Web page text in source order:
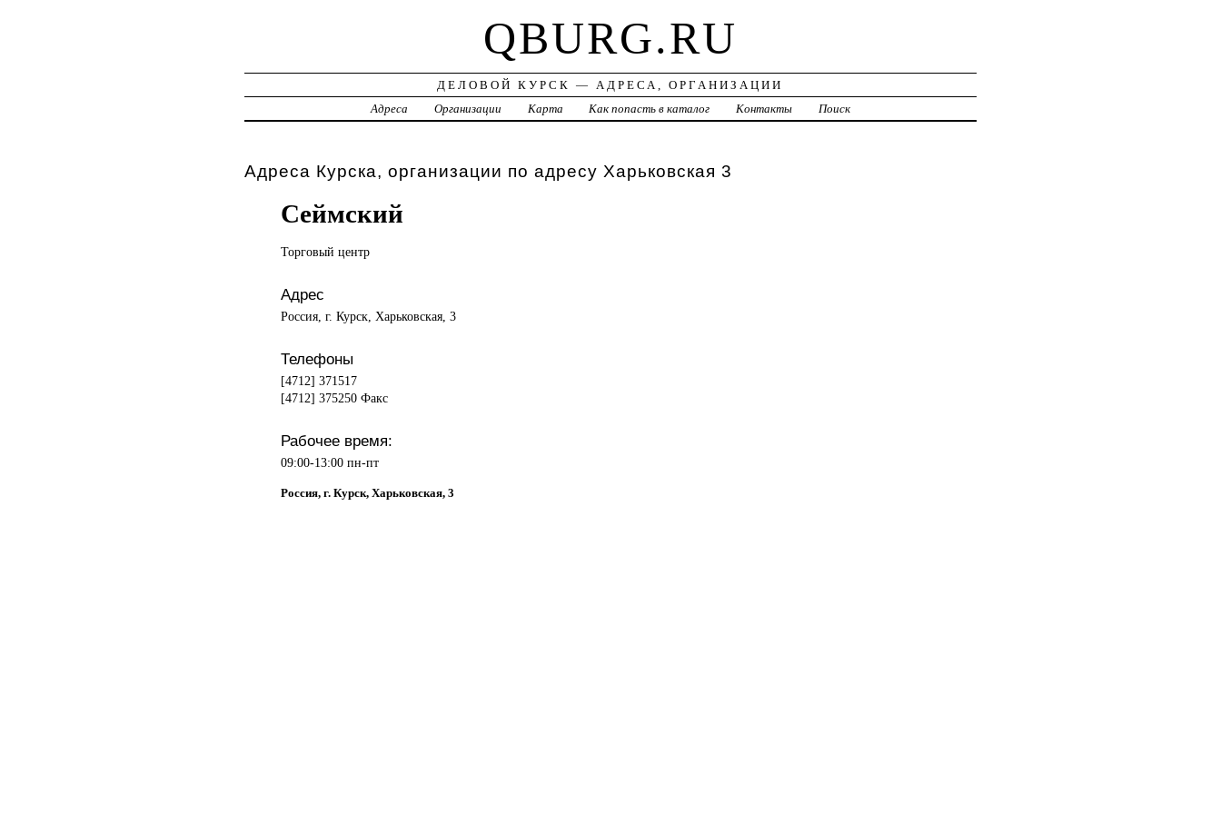
QBURG.RU
ДЕЛОВОЙ КУРСК — АДРЕСА, ОРГАНИЗАЦИИ
Адреса
Организации Карта Как попасть в каталог Контакты Поиск
Адреса Курска, организации по адресу Харьковская 3
Сеймский
Торговый центр
Адрес
Россия, г. Курск, Харьковская, 3
Телефоны
[4712] 371517
[4712] 375250 Факс
Рабочее время:
09:00-13:00 пн-пт
Россия, г. Курск, Харьковская, 3